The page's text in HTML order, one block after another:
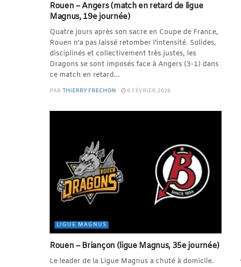
Rouen – Angers (match en retard de ligue
Magnus, 19e journée)
Quatre jours après son sacre en Coupe de France,
Rouen n’a pas laissé retomber l’intensité. Solides,
disciplinés et collectivement très justes, les
Dragons se sont imposés face à Angers (3-1) dans
ce match en retard...
PAR THIERRY FRECHON 6 FÉVRIER 2026
LIGUE MAGNUS
Rouen – Briançon (ligue Magnus, 35e journée)
Le leader de la Ligue Magnus a chuté à domicile.